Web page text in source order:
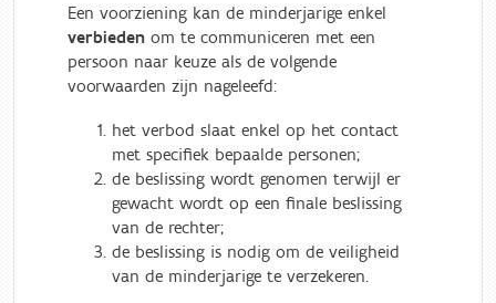
Een voorziening kan de minderjarige enkel
verbieden om te communiceren met een
persoon naar keuze als de volgende
voorwaarden zijn nageleefd:
het verbod slaat enkel op het contact
met specifiek bepaalde personen;
de beslissing wordt genomen terwijl er
gewacht wordt op een finale beslissing
van de rechter;
de beslissing is nodig om de veiligheid
van de minderjarige te verzekeren.